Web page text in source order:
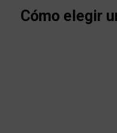
Cómo elegir